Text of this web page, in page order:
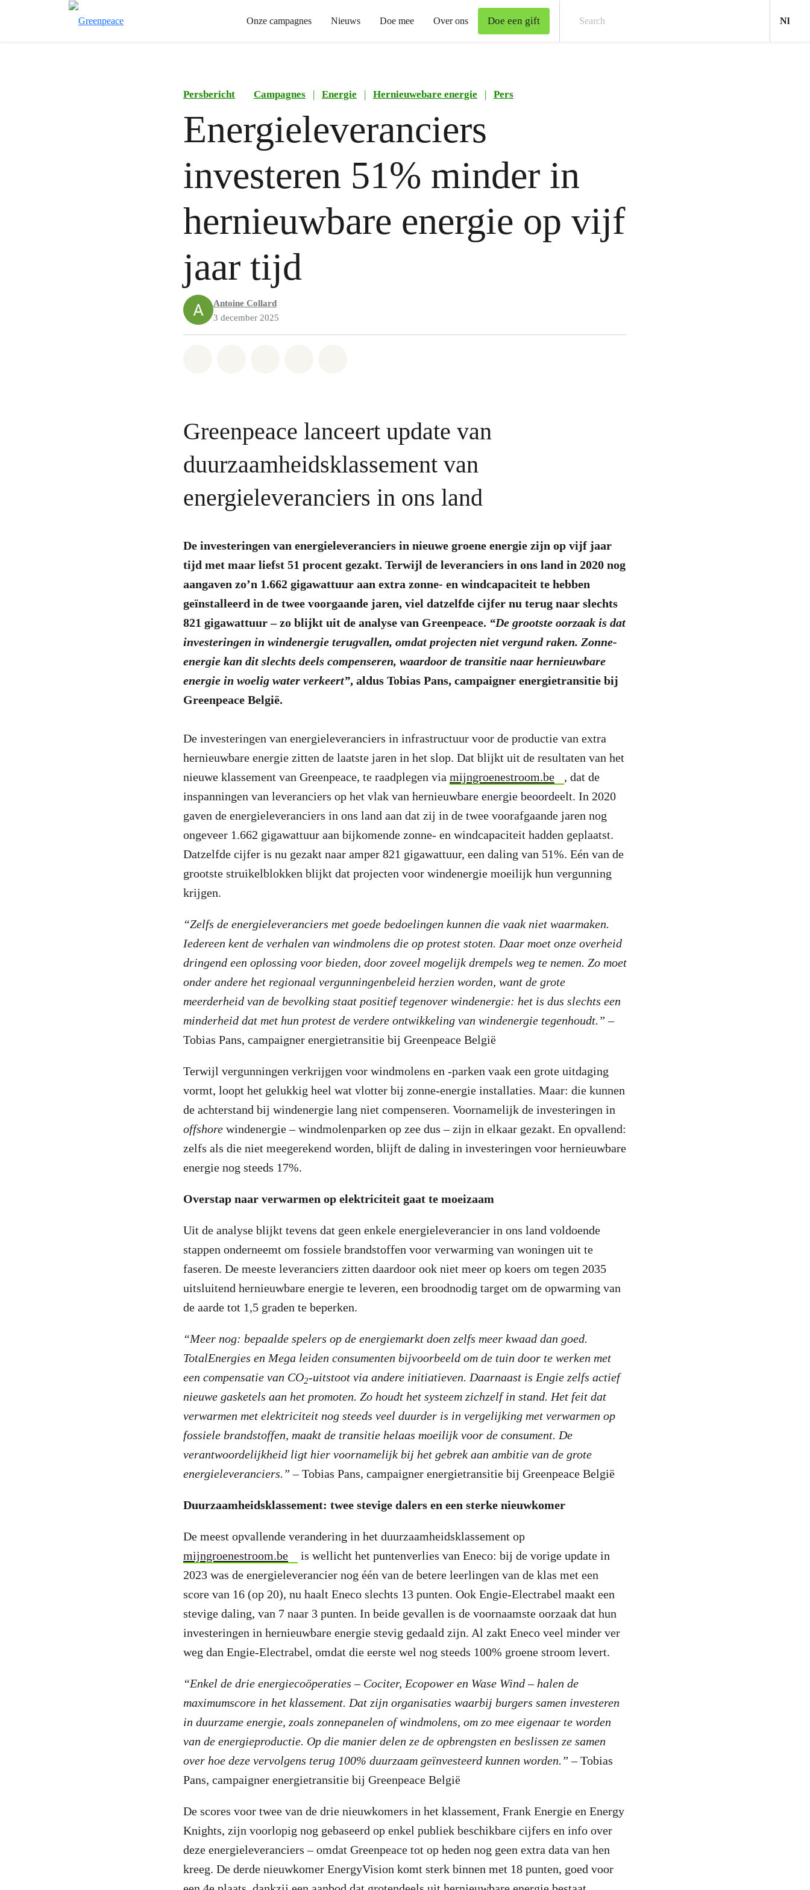
Onze campagnes Nieuws Doe mee Over ons Doe een gift Nl
Persbericht Campagnes | Energie | Hernieuwebare energie | Pers
Energieleveranciers
investeren 51% minder in
hernieuwbare energie op vijf
jaar tijd
Antoine Collard
3 december 2025
Greenpeace lanceert update van
duurzaamheidsklassement van
energieleveranciers in ons land
De investeringen van energieleveranciers in nieuwe groene energie zijn op vijf jaar
tijd met maar liefst 51 procent gezakt. Terwijl de leveranciers in ons land in 2020 nog
aangaven zo’n 1.662 gigawattuur aan extra zonne- en windcapaciteit te hebben
geïnstalleerd in de twee voorgaande jaren, viel datzelfde cijfer nu terug naar slechts
821 gigawattuur – zo blijkt uit de analyse van Greenpeace. “De grootste oorzaak is dat
investeringen in windenergie terugvallen, omdat projecten niet vergund raken. Zonne-
energie kan dit slechts deels compenseren, waardoor de transitie naar hernieuwbare
energie in woelig water verkeert”, aldus Tobias Pans, campaigner energietransitie bij
Greenpeace België.
De investeringen van energieleveranciers in infrastructuur voor de productie van extra
hernieuwbare energie zitten de laatste jaren in het slop. Dat blijkt uit de resultaten van het
nieuwe klassement van Greenpeace, te raadplegen via mijngroenestroom.be
, dat de
inspanningen van leveranciers op het vlak van hernieuwbare energie beoordeelt. In 2020
gaven de energieleveranciers in ons land aan dat zij in de twee voorafgaande jaren nog
ongeveer 1.662 gigawattuur aan bijkomende zonne- en windcapaciteit hadden geplaatst.
Datzelfde cijfer is nu gezakt naar amper 821 gigawattuur, een daling van 51%. Eén van de
grootste struikelblokken blijkt dat projecten voor windenergie moeilijk hun vergunning
krijgen.
“Zelfs de energieleveranciers met goede bedoelingen kunnen die vaak niet waarmaken.
Iedereen kent de verhalen van windmolens die op protest stoten. Daar moet onze overheid
dringend een oplossing voor bieden, door zoveel mogelijk drempels weg te nemen. Zo moet
onder andere het regionaal vergunningenbeleid herzien worden, want de grote
meerderheid van de bevolking staat positief tegenover windenergie: het is dus slechts een
minderheid dat met hun protest de verdere ontwikkeling van windenergie tegenhoudt.” –
Tobias Pans, campaigner energietransitie bij Greenpeace België
Terwijl vergunningen verkrijgen voor windmolens en -parken vaak een grote uitdaging
vormt, loopt het gelukkig heel wat vlotter bij zonne-energie installaties. Maar: die kunnen
de achterstand bij windenergie lang niet compenseren. Voornamelijk de investeringen in
offshore windenergie – windmolenparken op zee dus – zijn in elkaar gezakt. En opvallend:
zelfs als die niet meegerekend worden, blijft de daling in investeringen voor hernieuwbare
energie nog steeds 17%.
Overstap naar verwarmen op elektriciteit gaat te moeizaam
Uit de analyse blijkt tevens dat geen enkele energieleverancier in ons land voldoende
stappen onderneemt om fossiele brandstoffen voor verwarming van woningen uit te
faseren. De meeste leveranciers zitten daardoor ook niet meer op koers om tegen 2035
uitsluitend hernieuwbare energie te leveren, een broodnodig target om de opwarming van
de aarde tot 1,5 graden te beperken.
“Meer nog: bepaalde spelers op de energiemarkt doen zelfs meer kwaad dan goed.
TotalEnergies en Mega leiden consumenten bijvoorbeeld om de tuin door te werken met
een compensatie van CO2-uitstoot via andere initiatieven. Daarnaast is Engie zelfs actief
nieuwe gasketels aan het promoten. Zo houdt het systeem zichzelf in stand. Het feit dat
verwarmen met elektriciteit nog steeds veel duurder is in vergelijking met verwarmen op
fossiele brandstoffen, maakt de transitie helaas moeilijk voor de consument. De
verantwoordelijkheid ligt hier voornamelijk bij het gebrek aan ambitie van de grote
energieleveranciers.” – Tobias Pans, campaigner energietransitie bij Greenpeace België
Duurzaamheidsklassement: twee stevige dalers en een sterke nieuwkomer
De meest opvallende verandering in het duurzaamheidsklassement op
mijngroenestroom.be
is wellicht het puntenverlies van Eneco: bij de vorige update in
2023 was de energieleverancier nog één van de betere leerlingen van de klas met een
score van 16 (op 20), nu haalt Eneco slechts 13 punten. Ook Engie-Electrabel maakt een
stevige daling, van 7 naar 3 punten. In beide gevallen is de voornaamste oorzaak dat hun
investeringen in hernieuwbare energie stevig gedaald zijn. Al zakt Eneco veel minder ver
weg dan Engie-Electrabel, omdat die eerste wel nog steeds 100% groene stroom levert.
“Enkel de drie energiecoöperaties – Cociter, Ecopower en Wase Wind – halen de
maximumscore in het klassement. Dat zijn organisaties waarbij burgers samen investeren
in duurzame energie, zoals zonnepanelen of windmolens, om zo mee eigenaar te worden
van de energieproductie. Op die manier delen ze de opbrengsten en beslissen ze samen
over hoe deze vervolgens terug 100% duurzaam geïnvesteerd kunnen worden.” – Tobias
Pans, campaigner energietransitie bij Greenpeace België
De scores voor twee van de drie nieuwkomers in het klassement, Frank Energie en Energy
Knights, zijn voorlopig nog gebaseerd op enkel publiek beschikbare cijfers en info over
deze energieleveranciers – omdat Greenpeace tot op heden nog geen extra data van hen
kreeg. De derde nieuwkomer EnergyVision komt sterk binnen met 18 punten, goed voor